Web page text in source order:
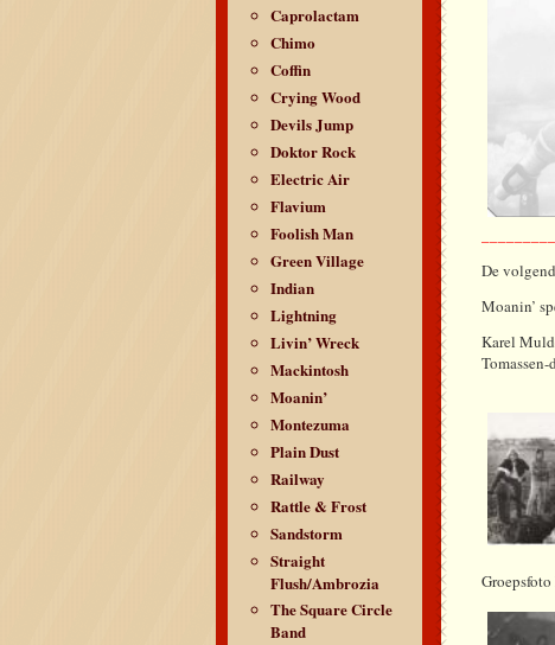
Caprolactam
Chimo
Coffin
Crying Wood
Devils Jump
Doktor Rock
Electric Air
Flavium
Foolish Man
Green Village
Indian
Lightning
Livin’ Wreck
Mackintosh
Moanin’
Montezuma
Plain Dust
Railway
Rattle & Frost
Sandstorm
Straight
Flush/Ambrozia
The Square Circle
Band
De
Moanin’
Karel